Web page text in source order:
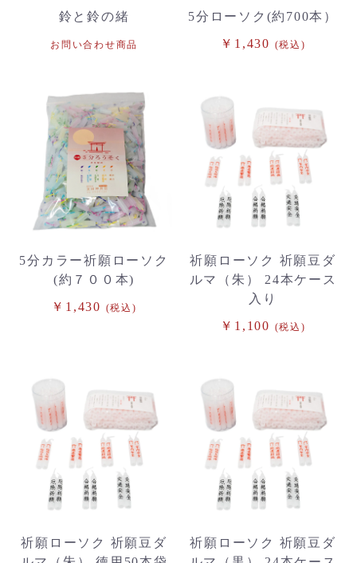
鈴と鈴の緒
お問い合わせ商品
5分ローソク(約700本）
￥1,430 (税込)
5分カラー祈願ローソク
(約７００本)
￥1,430 (税込)
祈願ローソク 祈願豆ダ
ルマ（朱） 24本ケース
入り
￥1,100 (税込)
祈願ローソク 祈願豆ダ
祈願ローソク 祈願豆ダ